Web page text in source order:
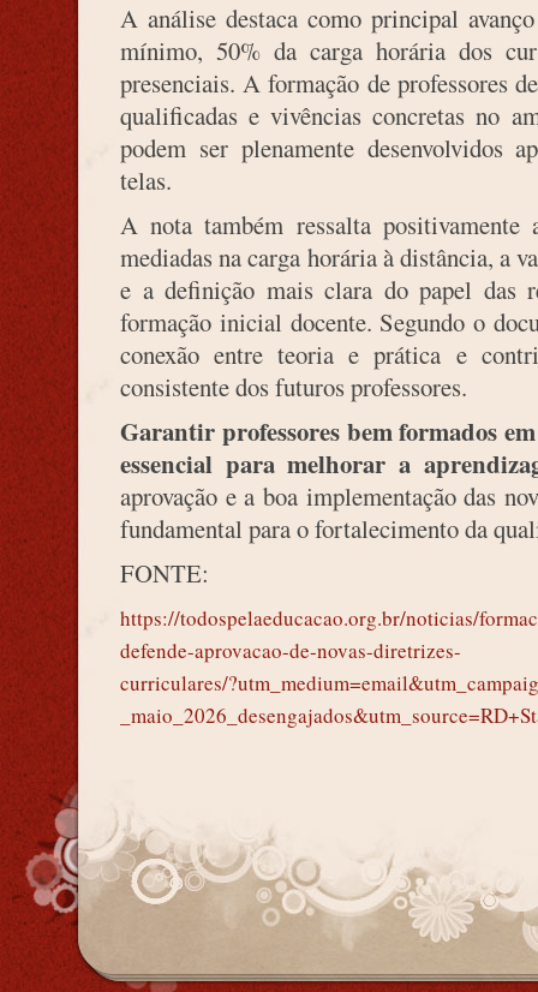
A análise destaca como principal
mínimo, 50% da carga horária dos
presenciais. A formação de professores
qualificadas e vivências concretas no
podem ser plenamente desenvolvidos
telas.
A nota também ressalta positivamente
mediadas na carga horária à distância, a
e a definição mais clara do papel das
formação inicial docente. Segundo o
conexão entre teoria e prática e
consistente dos futuros professores.
Garantir professores bem formados
essencial para melhorar a
aprovação e a boa implementação das
fundamental para o fortalecimento da
FONTE:
https://todospelaeducacao.org.br/noticias/
defende-aprovacao-de-novas-diretrizes-
curriculares/